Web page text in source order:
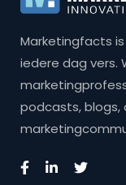
Marketingfacts
iedere dag vers.
podcasts, blogs,